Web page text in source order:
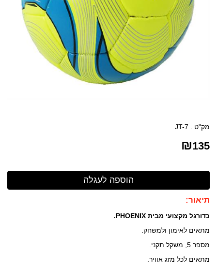
מק"ט : JT-7
₪135
תיאור:
כדורגל מקצועי מבית PHOENIX.
מתאים לאימון ולמשחק.
מספר 5, משקל תקני.
מתאים לכל מזג אוויר.